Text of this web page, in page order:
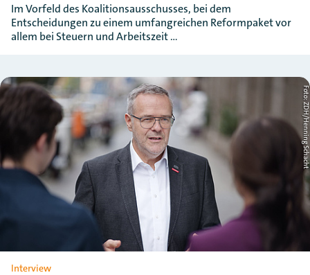
Im Vorfeld des Koalitionsausschusses, bei dem
Entscheidungen zu einem umfangreichen Reformpaket vor
allem bei Steuern und Arbeitszeit …
Foto: ZDH/Henning Schacht
Interview